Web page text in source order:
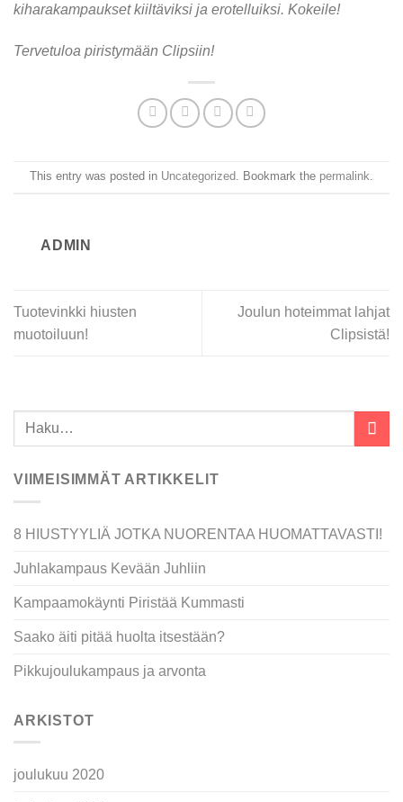
kiharakampaukset kiiltäviksi ja erotelluiksi. Kokeile!
Tervetuloa piristymään Clipsiin!
This entry was posted in Uncategorized. Bookmark the permalink.
ADMIN
Tuotevinkki hiusten
muotoiluun!
Joulun hoteimmat lahjat
Clipsistä!
VIIMEISIMMÄT ARTIKKELIT
8 HIUSTYYLIÄ JOTKA NUORENTAA HUOMATTAVASTI!
Juhlakampaus Kevään Juhliin
Kampaamokäynti Piristää Kummasti
Saako äiti pitää huolta itsestään?
Pikkujoulukampaus ja arvonta
ARKISTOT
joulukuu 2020